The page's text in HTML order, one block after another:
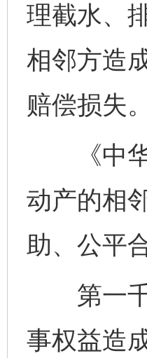
理截水、
相邻方造
赔偿损失。
《中华
动产的相
助、公平
第一千
事权益造